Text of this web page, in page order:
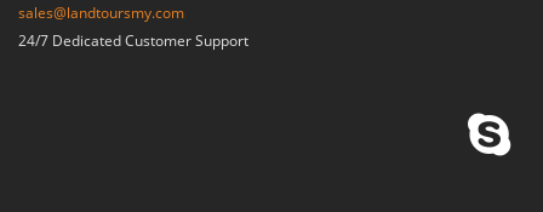
sales@landtoursmy.com
24/7 Dedicated Customer Support